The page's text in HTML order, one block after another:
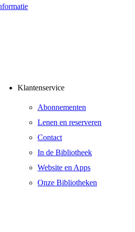
Klantenservice
Abonnementen
Lenen en reserveren
Contact
In de Bibliotheek
Website en Apps
Onze Bibliotheken